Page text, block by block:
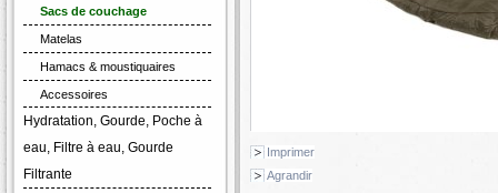
Sacs de couchage
Matelas
Hamacs & moustiquaires
Accessoires
Hydratation, Gourde, Poche à
eau, Filtre à eau, Gourde
Filtrante
Imprimer
Agrandir